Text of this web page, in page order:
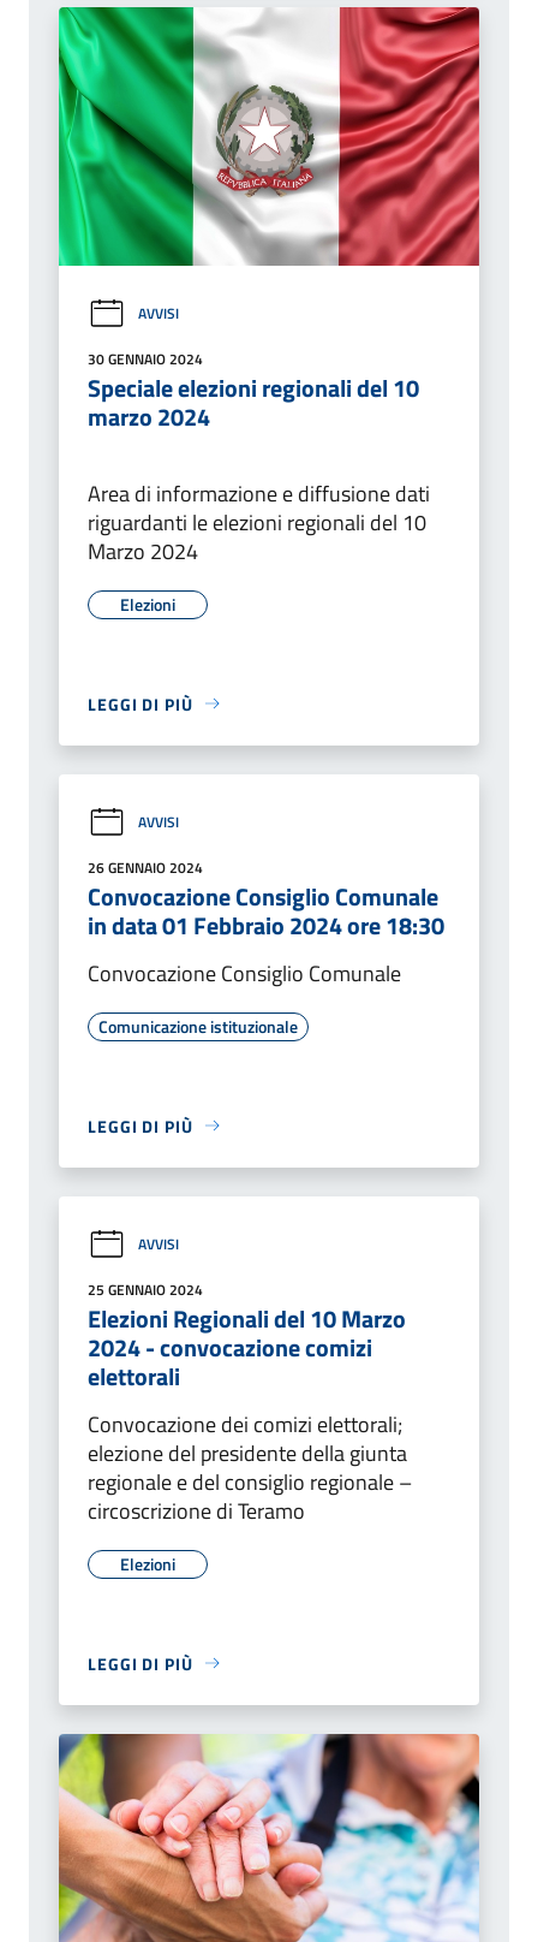
AVVISI
30 GENNAIO 2024
Speciale elezioni regionali del 10
marzo 2024
Area di informazione e diffusione dati
riguardanti le elezioni regionali del 10
Marzo 2024
Elezioni
LEGGI DI PIÙ
AVVISI
26 GENNAIO 2024
Convocazione Consiglio Comunale
in data 01 Febbraio 2024 ore 18:30
Convocazione Consiglio Comunale
Comunicazione istituzionale
LEGGI DI PIÙ
AVVISI
25 GENNAIO 2024
Elezioni Regionali del 10 Marzo
2024 - convocazione comizi
elettorali
Convocazione dei comizi elettorali;
elezione del presidente della giunta
regionale e del consiglio regionale –
circoscrizione di Teramo
Elezioni
LEGGI DI PIÙ